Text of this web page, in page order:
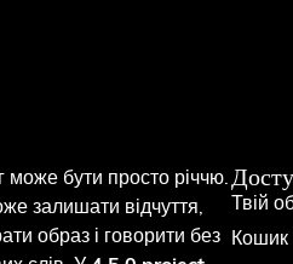
може бути просто річчю.
залишати відчуття,
образ і говорити без
Твій
Кошик